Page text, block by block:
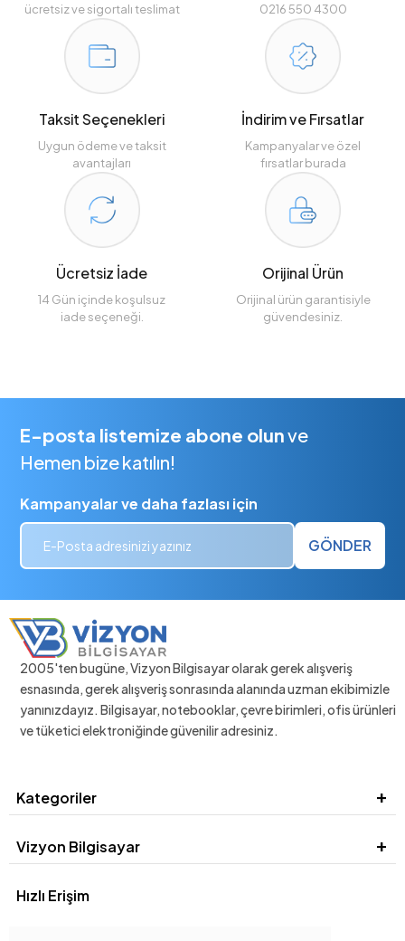
ücretsiz ve sigortalı teslimat
0216 550 4300
Taksit Seçenekleri
Uygun ödeme ve taksit
avantajları
İndirim ve Fırsatlar
Kampanyalar ve özel
fırsatlar burada
Ücretsiz İade
14 Gün içinde koşulsuz
iade seçeneği.
Orijinal Ürün
Orijinal ürün garantisiyle
güvendesiniz.
E-posta listemize abone olunve
Hemen bize katılın!
Kampanyalar ve daha fazlası için
GÖNDER
2005'ten bugüne, Vizyon Bilgisayar olarak gerek alışveriş
esnasında, gerek alışveriş sonrasında alanında uzman ekibimizle
yanınızdayız. Bilgisayar, notebooklar, çevre birimleri, ofis ürünleri
ve tüketici elektroniğinde güvenilir adresiniz.
Kategoriler
Vizyon Bilgisayar
Hızlı Erişim